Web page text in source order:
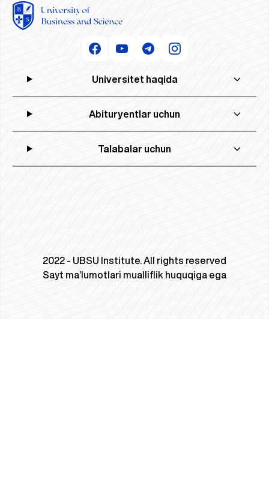
Universitet haqida
Abituryentlar uchun
Talabalar uchun
2022 - UBSU Institute. All rights reserved
Sayt ma’lumotlari mualliflik huquqiga ega